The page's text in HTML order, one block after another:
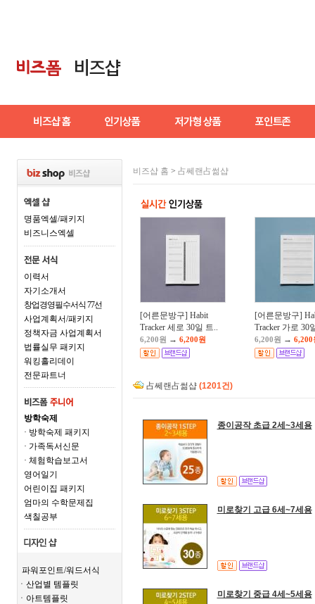
명품엑셀/패키지
비즈니스엑셀
이력서
자기소개서
창업경영필수서식 77선
사업계획서/패키지
정책자금 사업계획서
법률실무 패키지
워킹홀리데이
전문파트너
방학숙제
· 방학숙제 패키지
· 가족독서신문
· 체험학습보고서
영어일기
어린이집 패키지
엄마의 수학문제집
색칠공부
파워포인트/워드서식
ㆍ산업별 템플릿
ㆍ아트템플릿
비즈샵 홈 > 占쎄랜占썲샵
[어른문방구] Habit
Tracker 세로 30일 트..
6,200원 → 6,200원
[어른문방구]
Tracker 가로 30
6,200원 → 6,200
占쎄랜占썲샵 (1201건)
종이공작 초급 2세~3세용
미로찾기 고급 6세~7세용
미로찾기 중급 4세~5세용